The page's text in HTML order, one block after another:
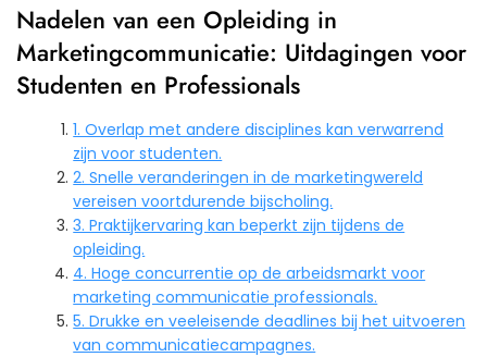
Nadelen van een Opleiding in
Marketingcommunicatie: Uitdagingen voor
Studenten en Professionals
1. Overlap met andere disciplines kan verwarrend
zijn voor studenten.
2. Snelle veranderingen in de marketingwereld
vereisen voortdurende bijscholing.
3. Praktijkervaring kan beperkt zijn tijdens de
opleiding.
4. Hoge concurrentie op de arbeidsmarkt voor
marketing communicatie professionals.
5. Drukke en veeleisende deadlines bij het uitvoeren
van communicatiecampagnes.